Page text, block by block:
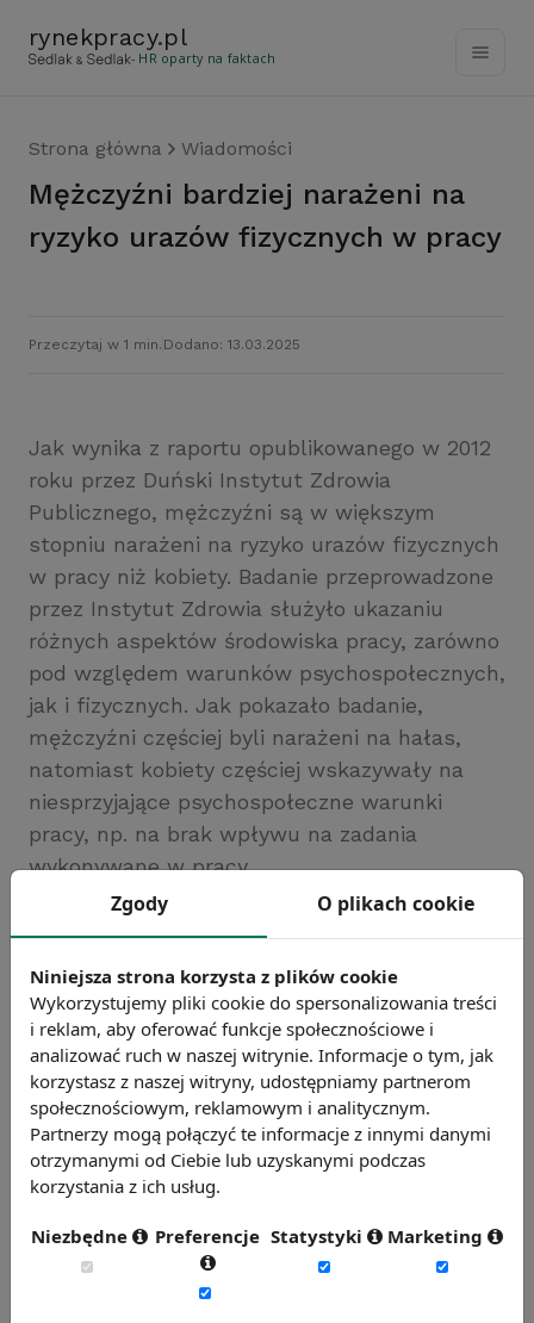
rynekpracy.pl
- HR oparty na faktach
Strona główna Wiadomości
Mężczyźni bardziej narażeni na
ryzyko urazów fizycznych w pracy
Przeczytaj w 1 min. Dodano: 13.03.2025
Jak wynika z raportu opublikowanego w 2012
roku przez Duński Instytut Zdrowia
Publicznego, mężczyźni są w większym
stopniu narażeni na ryzyko urazów fizycznych
w pracy niż kobiety. Badanie przeprowadzone
przez Instytut Zdrowia służyło ukazaniu
różnych aspektów środowiska pracy, zarówno
pod względem warunków psychospołecznych,
jak i fizycznych. Jak pokazało badanie,
mężczyźni częściej byli narażeni na hałas,
natomiast kobiety częściej wskazywały na
niesprzyjające psychospołeczne warunki
pracy, np. na brak wpływu na zadania
wykonywane w pracy.
Źródło: Eurofound
Chcesz wiedzieć więcej?
Zobacz więcej wiadomości
Zgody O plikach cookie
Niniejsza strona korzysta z plików cookie
Wykorzystujemy pliki cookie do spersonalizowania treści
i reklam, aby oferować funkcje społecznościowe i
analizować ruch w naszej witrynie. Informacje o tym, jak
korzystasz z naszej witryny, udostępniamy partnerom
społecznościowym, reklamowym i analitycznym.
Partnerzy mogą połączyć te informacje z innymi danymi
otrzymanymi od Ciebie lub uzyskanymi podczas
korzystania z ich usług.
Niezbędne Preferencje Statystyki Marketing